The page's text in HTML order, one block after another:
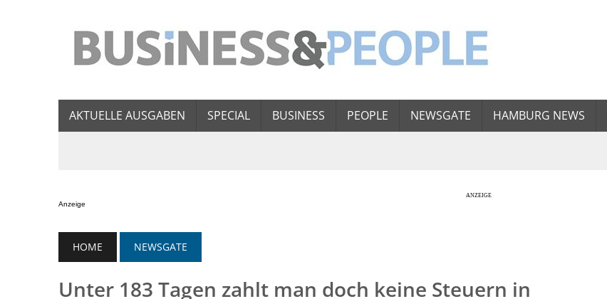
AKTUELLE AUSGABEN SPECIAL BUSINESS PEOPLE NEWSGATE HAMBURG NEWS
Anzeige
HOME NEWSGATE
Unter 183 Tagen zahlt man doch keine Steuern in